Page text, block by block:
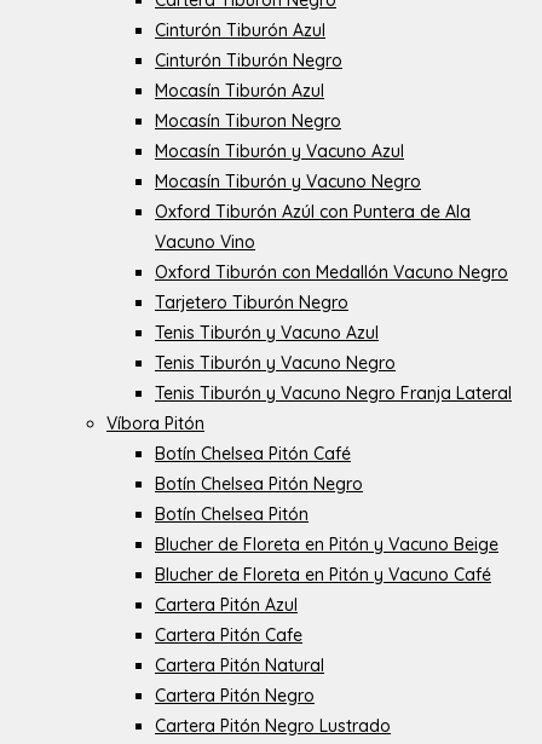
Cinturón Tiburón Azul
Cinturón Tiburón Negro
Mocasín Tiburón Azul
Mocasín Tiburon Negro
Mocasín Tiburón y Vacuno Azul
Mocasín Tiburón y Vacuno Negro
Oxford Tiburón Azúl con Puntera de Ala
Vacuno Vino
Oxford Tiburón con Medallón Vacuno Negro
Tarjetero Tiburón Negro
Tenis Tiburón y Vacuno Azul
Tenis Tiburón y Vacuno Negro
Tenis Tiburón y Vacuno Negro Franja Lateral
Víbora Pitón
Botín Chelsea Pitón Café
Botín Chelsea Pitón Negro
Botín Chelsea Pitón
Blucher de Floreta en Pitón y Vacuno Beige
Blucher de Floreta en Pitón y Vacuno Café
Cartera Pitón Azul
Cartera Pitón Cafe
Cartera Pitón Natural
Cartera Pitón Negro
Cartera Pitón Negro Lustrado